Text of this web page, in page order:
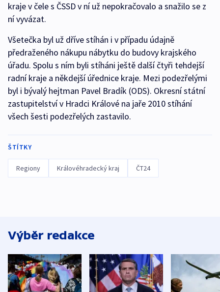
kraje v čele s ČSSD v ní už nepokračovalo a snažilo se z
ní vyvázat.
Všetečka byl už dříve stíhán i v případu údajně
předraženého nákupu nábytku do budovy krajského
úřadu. Spolu s ním byli stíháni ještě další čtyři tehdejší
radní kraje a někdejší úřednice kraje. Mezi podezřelými
byl i bývalý hejtman Pavel Bradík (ODS). Okresní státní
zastupitelství v Hradci Králové na jaře 2010 stíhání
všech šesti podezřelých zastavilo.
ŠTÍTKY
Regiony Královéhradecký kraj ČT24
Výběr redakce